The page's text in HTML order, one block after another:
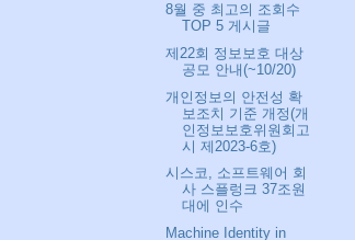
8월 중 최고의 조회수
TOP 5 게시글
제22회 정보보호 대상
공모 안내(~10/20)
개인정보의 안전성 확
보조치 기준 개정(개
인정보보호위원회고
시 제2023-6호)
시스코, 소프트웨어 회
사 스플렁크 37조원
대에 인수
Machine Identity in